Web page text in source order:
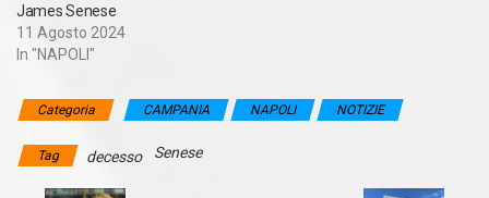
James Senese
11 Agosto 2024
In "NAPOLI"
Categoria CAMPANIA NAPOLI NOTIZIE
Tag decesso Senese